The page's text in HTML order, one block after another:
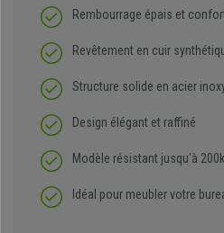
Rembourrage épais et
Revêtement en cuir
Structure solide en acier
Design élégant et raffiné
Modèle résistant jusqu'à
Idéal pour meubler votre